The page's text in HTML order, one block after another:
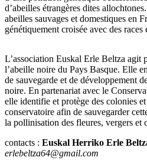
d’abeilles étrangères dites
abeilles sauvages et domestiques en
génétiquement croisée avec des races
L’association Euskal Erle Beltza agit
l’abeille noire du Pays Basque. Elle
de sauvegarde et de développement
noire. En partenariat avec le
elle identifie et protège des colonies
conservatoire afin de sauvegarder
la pollinisation des fleures, vergers et
contacts : Euskal Herriko Erle
erlebeltza64@gmail.com